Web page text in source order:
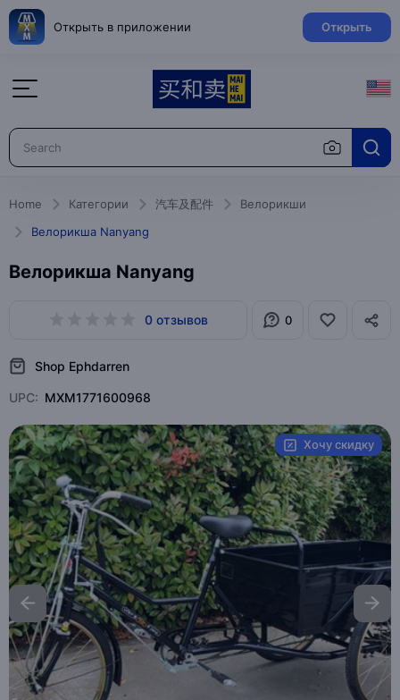
Открыть в приложении Открыть
Home Категории 汽车及配件
Велорикши
Велорикша Nanyang
Велорикша Nanyang
0 отзывов 0
Shop Ephdarren
UPC: MXM1771600968
Хочу скидку